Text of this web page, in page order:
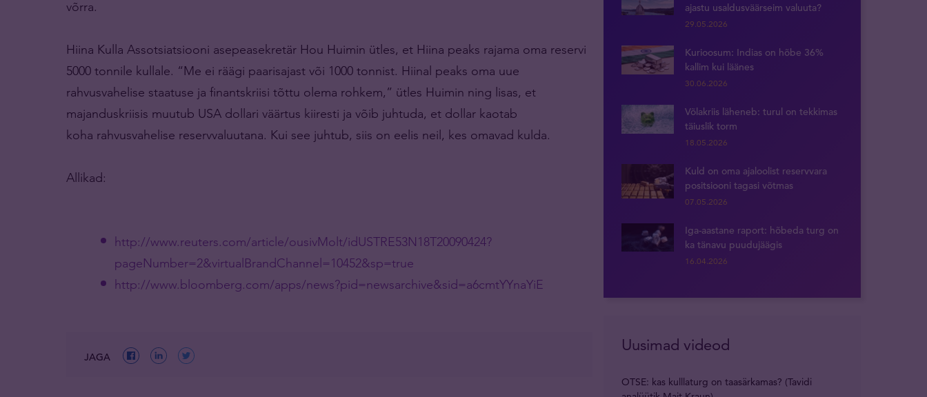
võrra.
Hiina Kulla Assotsiatsiooni asepeasekretär Hou Huimin ütles, et Hiina peaks rajama oma reservi
5000 tonnile kullale. “Me ei räägi paarisajast või 1000 tonnist. Hiinal peaks oma uue
rahvusvahelise staatuse ja finantskriisi tõttu olema rohkem,” ütles Huimin ning lisas, et
majanduskriisis muutub USA dollari väärtus kiiresti ja võib juhtuda, et dollar kaotab
koha rahvusvahelise reservvaluutana. Kui see juhtub, siis on eelis neil, kes omavad kulda.
Allikad:
http://www.reuters.com/article/ousivMolt/idUSTRE53N18T20090424?
pageNumber=2&virtualBrandChannel=10452&sp=true
http://www.bloomberg.com/apps/news?pid=newsarchive&sid=a6cmtYYnaYiE
JAGA
ajastu usaldusväärseim valuuta?
29.05.2026
Kurioosum: Indias on hõbe 36%
kallim kui läänes
30.06.2026
Võlakriis läheneb: turul on tekkimas
täiuslik torm
18.05.2026
Kuld on oma ajaloolist reservvara
positsiooni tagasi võtmas
07.05.2026
Iga-aastane raport: hõbeda turg on
ka tänavu puudujäägis
16.04.2026
Uusimad videod
OTSE: kas kulllaturg on taasärkamas? (Tavidi